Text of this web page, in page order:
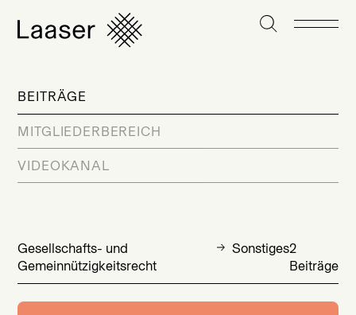
BEITRÄGE
MITGLIEDERBEREICH
VIDEOKANAL
Gesellschafts- und
Gemeinnützigkeitsrecht
Sonstiges2
Beiträge